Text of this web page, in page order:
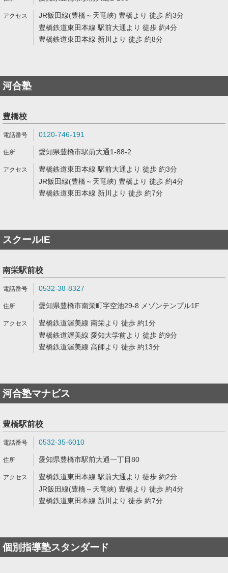
JR飯田線(豊橋～天竜峡) 豊橋より 徒歩 約3分
豊橋鉄道東田本線 駅前大通より 徒歩 約4分
豊橋鉄道東田本線 新川より 徒歩 約8分
河合塾
豊橋校
0120-746-191
愛知県豊橋市駅前大通1-88-2
豊橋鉄道東田本線 駅前大通より 徒歩 約3分
JR飯田線(豊橋～天竜峡) 豊橋より 徒歩 約4分
豊橋鉄道東田本線 新川より 徒歩 約7分
スクールIE
南栄駅前校
0532-38-8327
愛知県豊橋市南栄町字空池29-8 メゾンテンプル1F
豊橋鉄道渥美線 南栄より 徒歩 約1分
豊橋鉄道渥美線 愛知大学前より 徒歩 約9分
豊橋鉄道渥美線 高師より 徒歩 約13分
河合塾マナビス
豊橋駅前校
0532-35-6010
愛知県豊橋市駅前大通一丁目80
豊橋鉄道東田本線 駅前大通より 徒歩 約2分
JR飯田線(豊橋～天竜峡) 豊橋より 徒歩 約4分
豊橋鉄道東田本線 新川より 徒歩 約7分
個別指導塾スタンダード